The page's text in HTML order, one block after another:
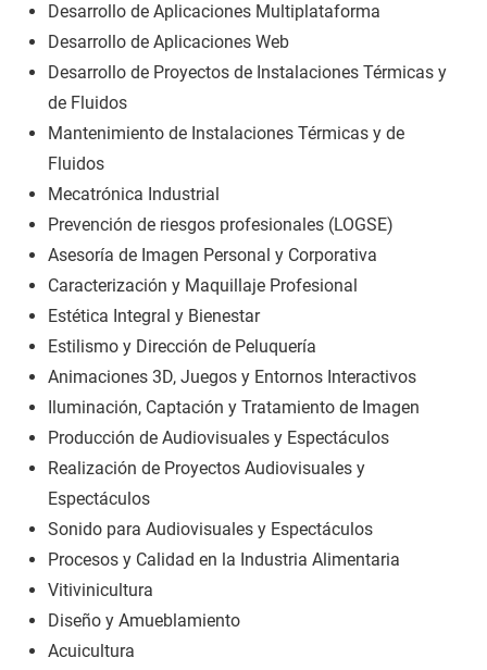
Desarrollo de Aplicaciones Multiplataforma
Desarrollo de Aplicaciones Web
Desarrollo de Proyectos de Instalaciones Térmicas y
de Fluidos
Mantenimiento de Instalaciones Térmicas y de
Fluidos
Mecatrónica Industrial
Prevención de riesgos profesionales (LOGSE)
Asesoría de Imagen Personal y Corporativa
Caracterización y Maquillaje Profesional
Estética Integral y Bienestar
Estilismo y Dirección de Peluquería
Animaciones 3D, Juegos y Entornos Interactivos
Iluminación, Captación y Tratamiento de Imagen
Producción de Audiovisuales y Espectáculos
Realización de Proyectos Audiovisuales y
Espectáculos
Sonido para Audiovisuales y Espectáculos
Procesos y Calidad en la Industria Alimentaria
Vitivinicultura
Diseño y Amueblamiento
Acuicultura